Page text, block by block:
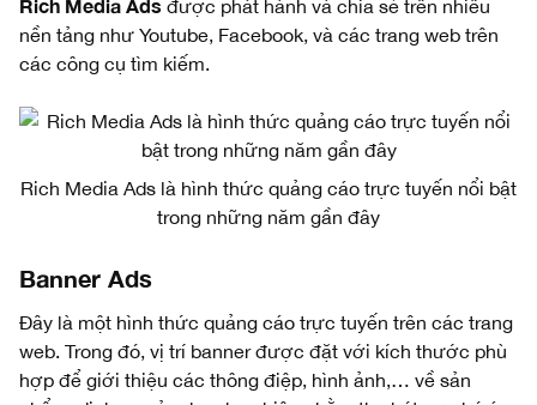
Rich Media Ads được phát hành và chia sẻ trên nhiều
nền tảng như Youtube, Facebook, và các trang web trên
các công cụ tìm kiếm.
Rich Media Ads là hình thức quảng cáo trực tuyến nổi bật
trong những năm gần đây
Banner Ads
Đây là một hình thức quảng cáo trực tuyến trên các trang
web. Trong đó, vị trí banner được đặt với kích thước phù
hợp để giới thiệu các thông điệp, hình ảnh,… về sản